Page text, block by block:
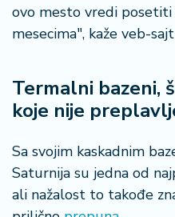
ovo mesto vredi posetiti
mesecima", kaže veb-
Termalni bazeni,
koje nije
Sa svojim kaskadnim
Saturnija su jedna od
ali nažalost to takođe